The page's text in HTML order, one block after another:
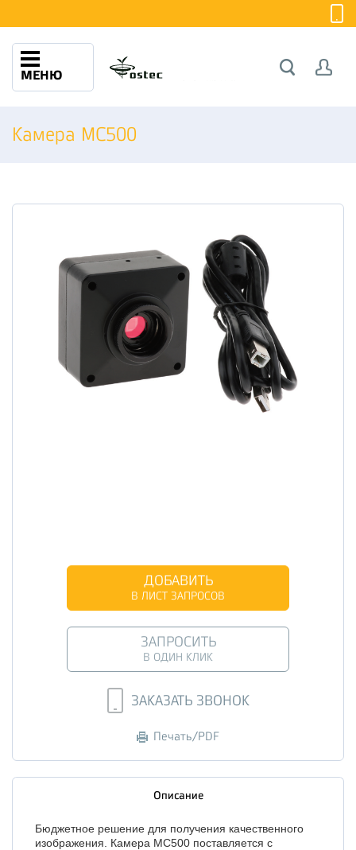
МЕНЮ
Камера MC500
ДОБАВИТЬ
В ЛИСТ ЗАПРОСОВ
ЗАПРОСИТЬ
В ОДИН КЛИК
ЗАКАЗАТЬ ЗВОНОК
Печать/PDF
Описание
Бюджетное решение для получения качественного
изображения. Камера MC500 поставляется с